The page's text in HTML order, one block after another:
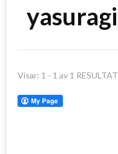
yasuragi
Visar: 1 - 1 av 1 RESULTAT